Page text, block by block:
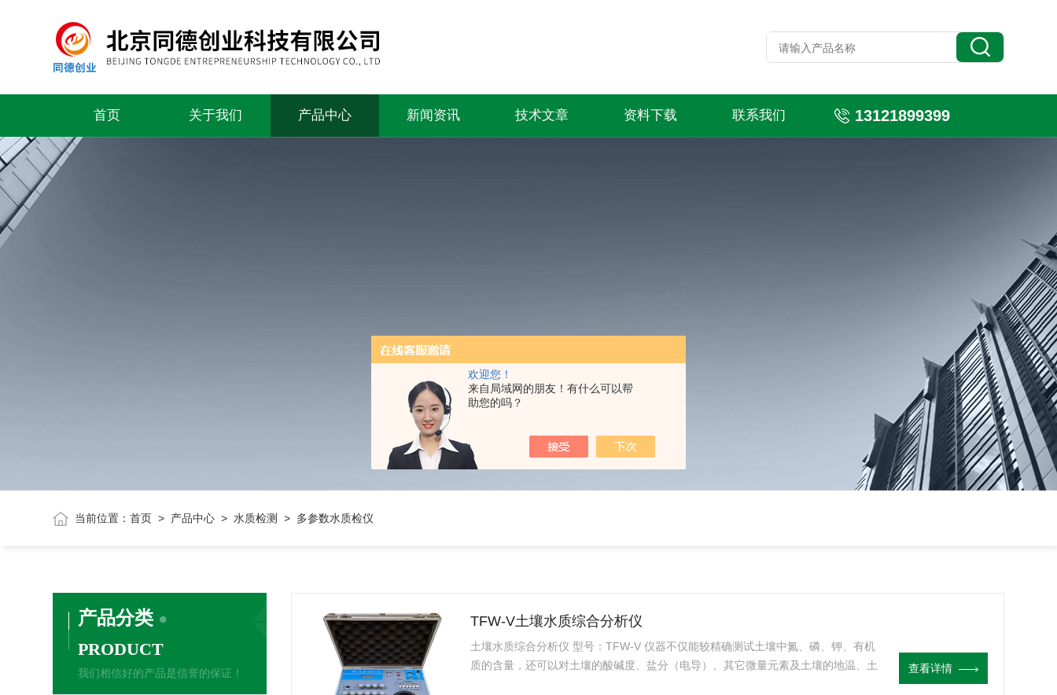
欢迎您！
来自局域网的朋友！有什么可以帮
助您的吗？
首页 关于我们 产品中心 新闻资讯 技术文章 资料下载 联系我们 13121899399
当前位置：首页 > 产品中心 >水质检测 > 多参数水质检仪
产品分类
PRODUCT
我们相信好的产品是信誉的保证！
TFW-V土壤水质综合分析仪
土壤水质综合分析仪 型号：TFW-V 仪器不仅能较精确测试土壤中氮、磷、钾、有机
质的含量，还可以对土壤的酸碱度、盐分（电导）、其它微量元素及土壤的地温、土
查看详情